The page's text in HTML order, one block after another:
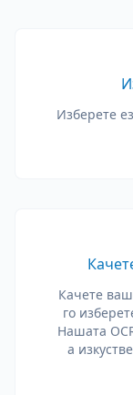
Изберете
Качете
го
Нашата
а